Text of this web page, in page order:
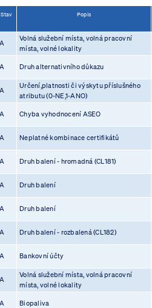
Stav Popis
A
Volná služební místa, volná pracovní
místa, volné lokality
A Druh alternativního důkazu
A
Určení,platnosti či výskytu příslušného
atributu (0-NE,1-ANO)
A Chyba vyhodnocení ASEO
A Neplatné kombinace certifikátů
A Druh balení - hromadná (CL181)
A Druh balení
A Druh balení
A Druh balení - rozbalená (CL182)
A Bankovní účty
A
Volná služební místa, volná pracovní
místa, volné lokality
A Biopaliva